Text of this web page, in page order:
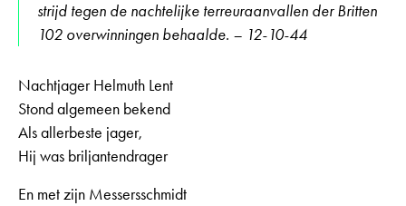
strijd tegen de nachtelijke terreuraanvallen der Britten
102 overwinningen behaalde. – 12-10-44
Nachtjager Helmuth Lent
Stond algemeen bekend
Als allerbeste jager,
Hij was briljantendrager
En met zijn Messersschmidt